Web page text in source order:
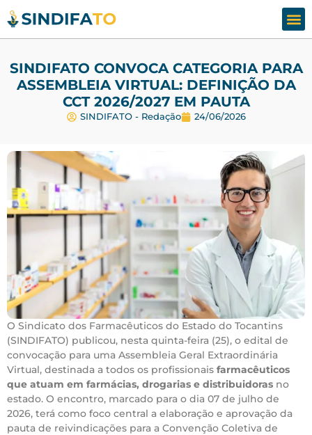
SINDIFATO CONVOCA CATEGORIA PARA
ASSEMBLEIA VIRTUAL: DEFINIÇÃO DA
CCT 2026/2027 EM PAUTA
SINDIFATO - Redação 24/06/2026
O Sindicato dos Farmacêuticos do Estado do Tocantins
(SINDIFATO) publicou, nesta quinta-feira (25), o edital de
convocação para uma Assembleia Geral Extraordinária
Virtual, destinada a todos os profissionais farmacêuticos
que atuam em farmácias, drogarias e distribuidoras no
estado. O encontro, marcado para o dia 07 de julho de
2026, terá como foco central a elaboração e aprovação da
pauta de reivindicações para a Convenção Coletiva de